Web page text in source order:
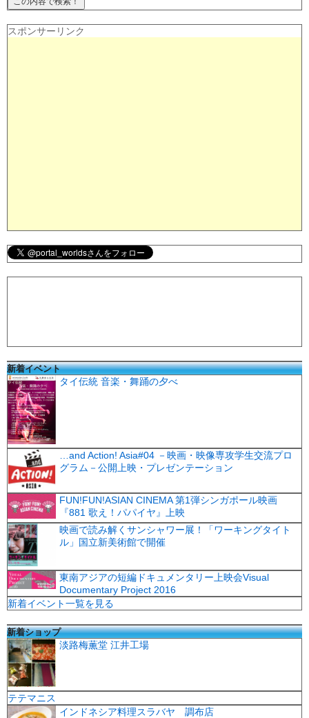
スポンサーリンク
新着イベント
タイ伝統 音楽・舞踊の夕べ
…and Action! Asia#04 －映画・映像専攻学生交流プロ
グラム－公開上映・プレゼンテーション
FUN!FUN!ASIAN CINEMA 第1弾シンガポール映画
『881 歌え！パパイヤ』上映
映画で読み解くサンシャワー展！「ワーキングタイト
ル」国立新美術館で開催
東南アジアの短編ドキュメンタリー上映会Visual
Documentary Project 2016
新着イベント一覧を見る
新着ショップ
淡路梅薫堂 江井工場
テテマニス
インドネシア料理スラバヤ 調布店